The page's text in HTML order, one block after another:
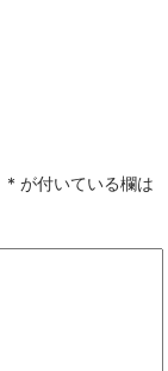
* が付いている欄は